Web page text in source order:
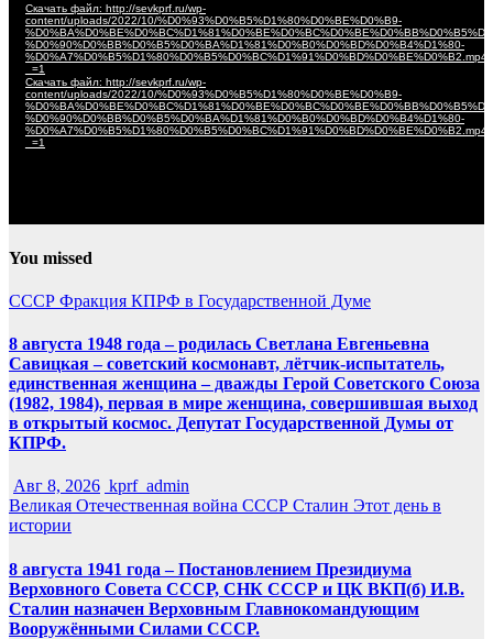
Скачать файл: http://sevkprf.ru/wp-
content/uploads/2022/10/%D0%93%D0%B5%D1%80%D0%BE%D0%B9-
%D0%90%D0%BB%D0%B5%D0%BA%D1%81%D0%B0%D0%BD%D0%B4%D1%80-
%D0%A7%D0%B5%D1%80%D0%B5%D0%BC%D1%91%D0%BD%D0%BE%D0%B2.mp4?
_=1
Скачать файл: http://sevkprf.ru/wp-
content/uploads/2022/10/%D0%93%D0%B5%D1%80%D0%BE%D0%B9-
%D0%90%D0%BB%D0%B5%D0%BA%D1%81%D0%B0%D0%BD%D0%B4%D1%80-
%D0%A7%D0%B5%D1%80%D0%B5%D0%BC%D1%91%D0%BD%D0%BE%D0%B2.mp4?
_=1
You missed
СССР Фракция КПРФ в Государственной Думе
8 августа 1948 года – родилась Светлана Евгеньевна
Савицкая – советский космонавт, лётчик-испытатель,
единственная женщина – дважды Герой Советского Союза
(1982, 1984), первая в мире женщина, совершившая выход
в открытый космос. Депутат Государственной Думы от
КПРФ.
Авг 8, 2026 kprf_admin
Великая Отечественная война СССР Сталин Этот день в
истории
8 августа 1941 года – Постановлением Президиума
Верховного Совета СССР, СНК СССР и ЦК ВКП(б) И.В.
Сталин назначен Верховным Главнокомандующим
Вооружёнными Силами СССР.